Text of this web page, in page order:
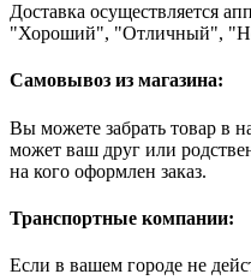
Доставка осуществляется
"Хороший", "Отличный",
Самовывоз из магазина:
Вы можете забрать товар в
может ваш друг или
на кого оформлен заказ.
Транспортные компании:
Если в вашем городе не